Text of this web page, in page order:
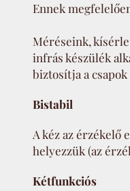
Ennek
Méréseink,
infrás készülék
biztosítja a
Bistabil
A kéz az érzékelő
helyezzük (az
Kétfunkciós